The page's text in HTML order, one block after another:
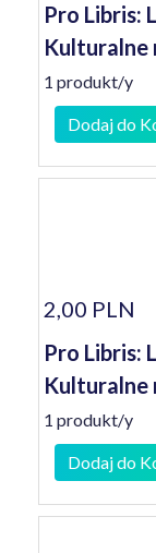
Pro Libris:
Kulturalne
1 produkt/y
Dodaj do
2,00 PLN
Pro Libris:
Kulturalne
1 produkt/y
Dodaj do